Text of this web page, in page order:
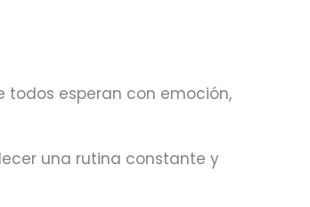
todos esperan con emoción,
una rutina constante y